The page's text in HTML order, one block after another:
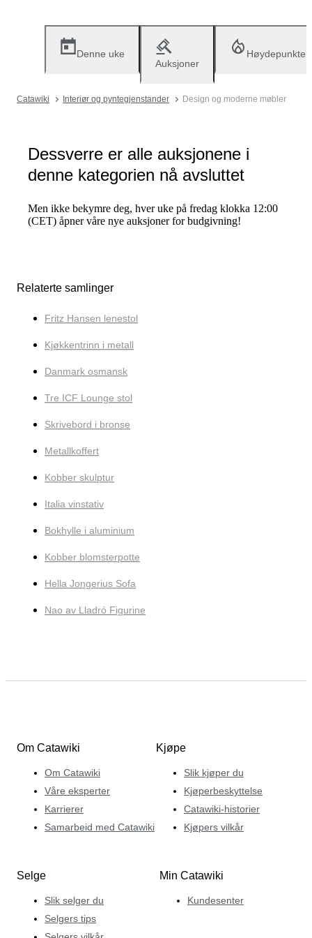
Denne uke
Auksjoner
Høydepunkter
Catawiki Interiør og pyntegjenstander Design og moderne møbler
Dessverre er alle auksjonene i
denne kategorien nå avsluttet
Men ikke bekymre deg, hver uke på fredag klokka 12:00
(CET) åpner våre nye auksjoner for budgivning!
Relaterte samlinger
Fritz Hansen lenestol
Kjøkkentrinn i metall
Danmark osmansk
Tre ICF Lounge stol
Skrivebord i bronse
Metallkoffert
Kobber skulptur
Italia vinstativ
Bokhylle i aluminium
Kobber blomsterpotte
Hella Jongerius Sofa
Nao av Lladró Figurine
Om Catawiki
Om Catawiki
Våre eksperter
Karrierer
Samarbeid med Catawiki
Kjøpe
Slik kjøper du
Kjøperbeskyttelse
Catawiki-historier
Kjøpers vilkår
Selge
Slik selger du
Selgers tips
Min Catawiki
Kundesenter